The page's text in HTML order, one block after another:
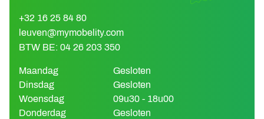
+32 16 25 84 80
leuven@mymobelity.com
BTW BE: 04 26 203 350
Maandag
Gesloten
Dinsdag
Gesloten
Woensdag
09u30 - 18u00
Donderdag
Gesloten